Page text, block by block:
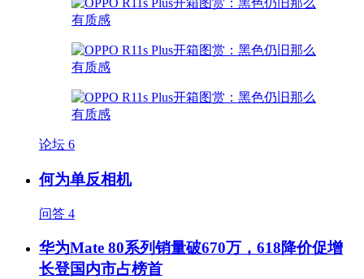
论坛 6
何为单反相机
问答 4
华为Mate 80系列销量破670万，618降价促增
长登国内市占榜首